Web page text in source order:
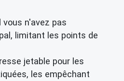
n'avez pas
limitant les points de
jetable pour les
les empêchant